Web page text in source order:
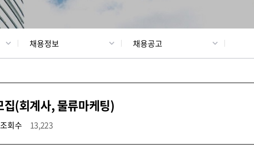
채용정보 채용공고
집(회계사, 물류마케팅)
조회수 13,223